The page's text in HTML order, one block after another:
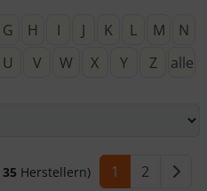
G H I J K L M
N
U V W X Y Z alle
35 Herstellern) 1 2